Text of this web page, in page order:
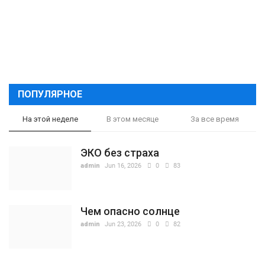
ПОПУЛЯРНОЕ
На этой неделе В этом месяце За все время
ЭКО без страха
admin Jun 16, 2026 0 83
Чем опасно солнце
admin Jun 23, 2026 0 82